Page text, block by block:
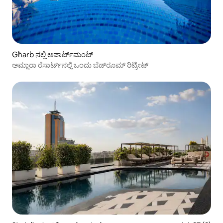
Għarb ನಲ್ಲಿ ಅಪಾರ್ಟ್‌ಮಂಟ್
ಅಮ್ಚಾರಾ ರೆಸಾರ್ಟ್‌ನಲ್ಲಿ ಒಂದು ಬೆಡ್‌ರೂಮ್ ರಿಟ್ರೀಟ್